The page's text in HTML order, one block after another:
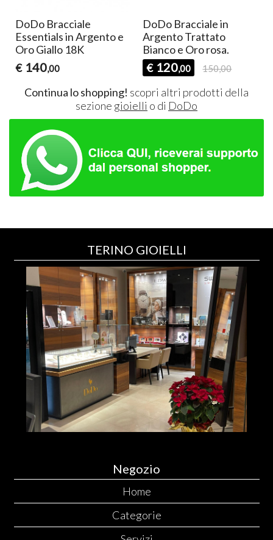
DoDo Bracciale
Essentials in Argento e
Oro Giallo 18K
€ 140,00
DoDo Bracciale in
Argento Trattato
Bianco e Oro rosa.
€ 120,00 150,00
Continua lo shopping! scopri altri prodotti della
sezione gioielli o di DoDo
TERINO GIOIELLI
Negozio
Home
Categorie